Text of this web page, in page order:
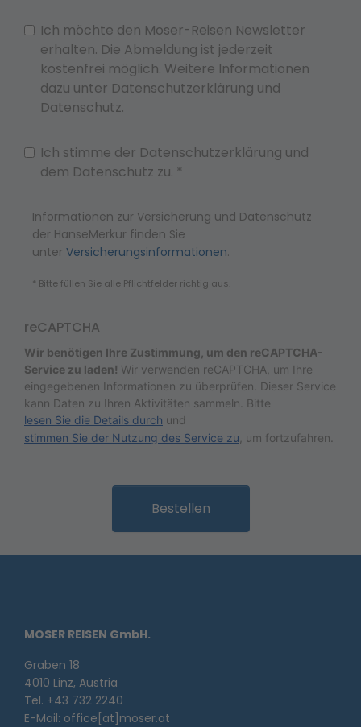
Ich möchte den Moser-Reisen Newsletter
erhalten. Die Abmeldung ist jederzeit
kostenfrei möglich. Weitere Informationen
dazu unter Datenschutzerklärung und
Datenschutz.
Ich stimme der Datenschutzerklärung und
dem Datenschutz zu. *
Informationen zur Versicherung und Datenschutz
der HanseMerkur finden Sie
unter Versicherungsinformationen.
* Bitte füllen Sie alle Pflichtfelder richtig aus.
reCAPTCHA
Wir benötigen Ihre Zustimmung, um den reCAPTCHA-
Service zu laden! Wir verwenden reCAPTCHA, um Ihre
eingegebenen Informationen zu überprüfen. Dieser Service
kann Daten zu Ihren Aktivitäten sammeln. Bitte
lesen Sie die Details durch und
stimmen Sie der Nutzung des Service zu , um fortzufahren.
Bestellen
MOSER REISEN GmbH.
Graben 18
4010 Linz, Austria
Tel. +43 732 2240
E-Mail: office[at]moser.at